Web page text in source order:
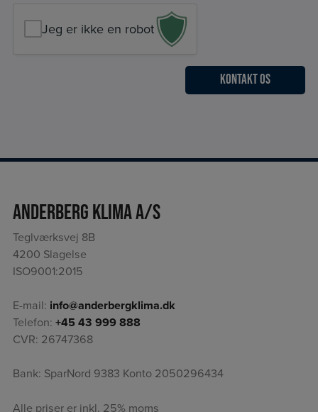
Jeg er ikke en robot
Anderberg Klima A/S
Teglværksvej 8B
4200 Slagelse
ISO9001:2015
E-mail: info@anderbergklima.dk
Telefon: +45 43 999 888
CVR: 26747368
Bank: SparNord 9383 Konto 2050296434
Alle priser er inkl. 25% moms